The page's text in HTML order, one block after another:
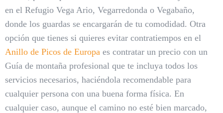
en el Refugio Vega Ario, Vegarredonda o Vegabaño,
donde los guardas se encargarán de tu comodidad. Otra
opción que tienes si quieres evitar contratiempos en el
Anillo de Picos de Europa es contratar un precio con un
Guía de montaña profesional que te incluya todos los
servicios necesarios, haciéndola recomendable para
cualquier persona con una buena forma física. En
cualquier caso, aunque el camino no esté bien marcado,